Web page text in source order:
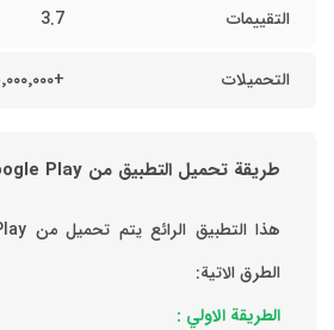
التقييمات 3.7
التحميلات +٥٬٠٠٠٬٠٠٠
طريقة تحميل التطبيق من Google Play
الطرق الاتية:
الطريقة الاولي :